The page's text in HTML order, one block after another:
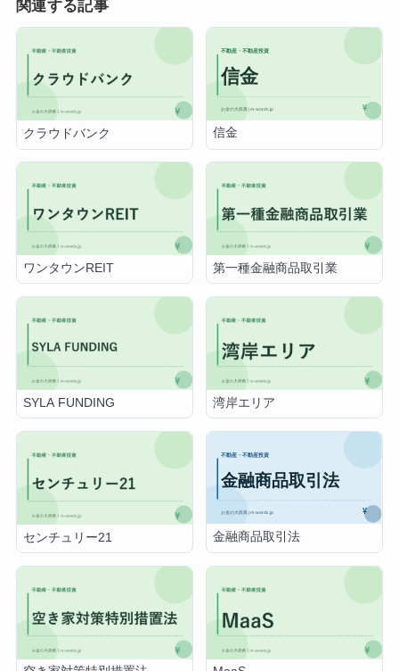
関連する記事
クラウドバンク 信金
ワンタウンREIT 第一種金融商品取引業
SYLA FUNDING 湾岸エリア
センチュリー21 金融商品取引法